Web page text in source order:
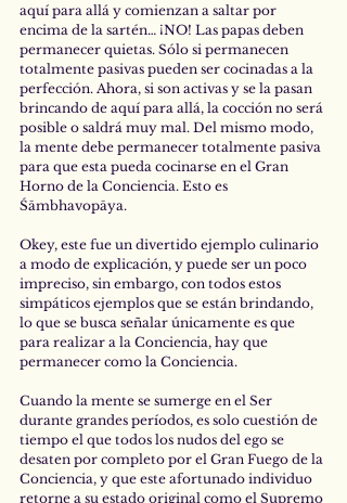
aquí para allá y comienzan a saltar por
encima de la sartén… ¡NO! Las papas deben
permanecer quietas. Sólo si permanecen
totalmente pasivas pueden ser cocinadas a la
perfección. Ahora, si son activas y se la pasan
brincando de aquí para allá, la cocción no será
posible o saldrá muy mal. Del mismo modo,
la mente debe permanecer totalmente pasiva
para que esta pueda cocinarse en el Gran
Horno de la Conciencia. Esto es
Śāmbhavopāya.
Okey, este fue un divertido ejemplo culinario
a modo de explicación, y puede ser un poco
impreciso, sin embargo, con todos estos
simpáticos ejemplos que se están brindando,
lo que se busca señalar únicamente es que
para realizar a la Conciencia, hay que
permanecer como la Conciencia.
Cuando la mente se sumerge en el Ser
durante grandes períodos, es solo cuestión de
tiempo el que todos los nudos del ego se
desaten por completo por el Gran Fuego de la
Conciencia, y que este afortunado individuo
retorne a su estado original como el Supremo